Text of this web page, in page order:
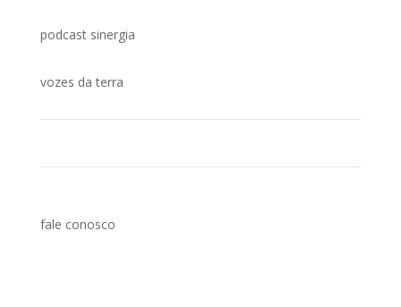
podcast sinergia
vozes da terra
fale conosco